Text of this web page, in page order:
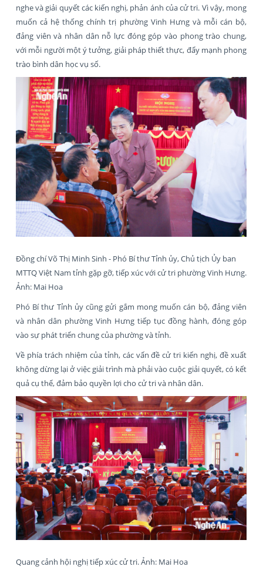
nghe và giải quyết các kiến nghị, phản ánh của cử tri. Vì vậy, mong
muốn cả hệ thống chính trị phường Vinh Hưng và mỗi cán bộ,
đảng viên và nhân dân nỗ lực đóng góp vào phong trào chung,
với mỗi người một ý tưởng, giải pháp thiết thực, đẩy mạnh phong
trào bình dân học vụ số.
Đồng chí Võ Thị Minh Sinh - Phó Bí thư Tỉnh ủy, Chủ tịch Ủy ban
MTTQ Việt Nam tỉnh gặp gỡ, tiếp xúc với cử tri phường Vinh Hưng.
Ảnh: Mai Hoa
Phó Bí thư Tỉnh ủy cũng gửi gắm mong muốn cán bộ, đảng viên
và nhân dân phường Vinh Hưng tiếp tục đồng hành, đóng góp
vào sự phát triển chung của phường và tỉnh.
Về phía trách nhiệm của tỉnh, các vấn đề cử tri kiến nghị, đề xuất
không dừng lại ở việc giải trình mà phải vào cuộc giải quyết, có kết
quả cụ thể, đảm bảo quyền lợi cho cử tri và nhân dân.
Quang cảnh hội nghị tiếp xúc cử tri. Ảnh: Mai Hoa